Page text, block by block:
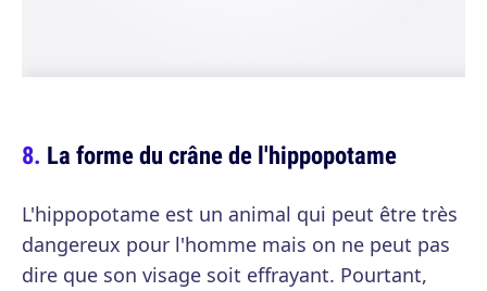
La forme du crâne de l'hippopotame
L'hippopotame est un animal qui peut être très
dangereux pour l'homme mais on ne peut pas
dire que son visage soit effrayant. Pourtant,